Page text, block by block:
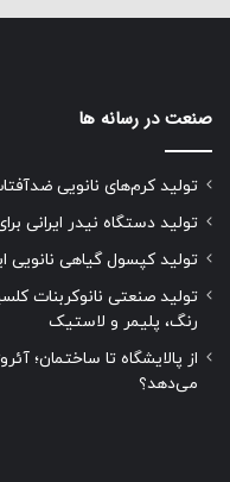
صنعت در رسانه ها
تولید کرم‌های نانویی
تولید دستگاه نیدر ایرانی
تولید کپسول گیاهی نانویی
تولید صنعتی نانوکربنات
رنگ، پلیمر و لاستیک
از پالایشگاه تا ساختمان؛
می‌دهد؟